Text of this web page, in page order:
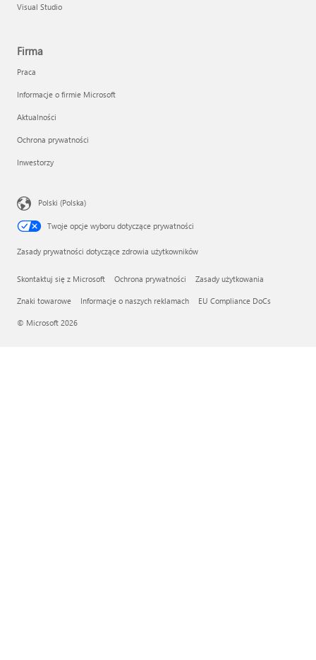
Visual Studio
Firma
Praca
Informacje o firmie Microsoft
Aktualności
Ochrona prywatności
Inwestorzy
Polski (Polska)
Twoje opcje wyboru dotyczące prywatności
Zasady prywatności dotyczące zdrowia użytkowników
Skontaktuj się z Microsoft Ochrona prywatności Zasady użytkowania
Znaki towarowe Informacje o naszych reklamach EU Compliance DoCs
© Microsoft 2026